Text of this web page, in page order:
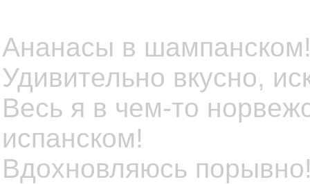
Ананасы в
Удивительно вкусно,
Весь я в чем-то
испанском!
Вдохновляюсь